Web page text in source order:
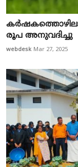
രൂപ അനുവദിച്ചു
webdesk Mar 27, 2025